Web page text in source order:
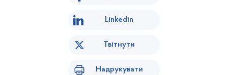
Linkedin
Твітнути
Надрукувати